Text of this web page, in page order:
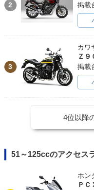
2
掲載
3
カワ
Ｚ９
掲載
4位以降
51～125ccのアクセス
ホン
ＰＣ